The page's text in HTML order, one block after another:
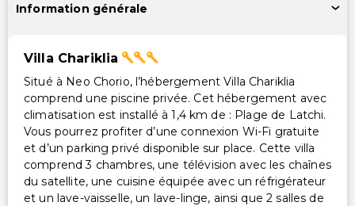
Information générale
Villa Chariklia
Situé à Neo Chorio, l’hébergement Villa Chariklia
comprend une piscine privée. Cet hébergement avec
climatisation est installé à 1,4 km de : Plage de Latchi.
Vous pourrez profiter d’une connexion Wi-Fi gratuite
et d’un parking privé disponible sur place. Cette villa
comprend 3 chambres, une télévision avec les chaînes
du satellite, une cuisine équipée avec un réfrigérateur
et un lave-vaisselle, un lave-linge, ainsi que 2 salles de